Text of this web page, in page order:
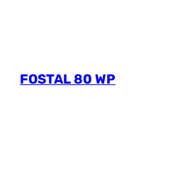
FOSTAL 80 WP